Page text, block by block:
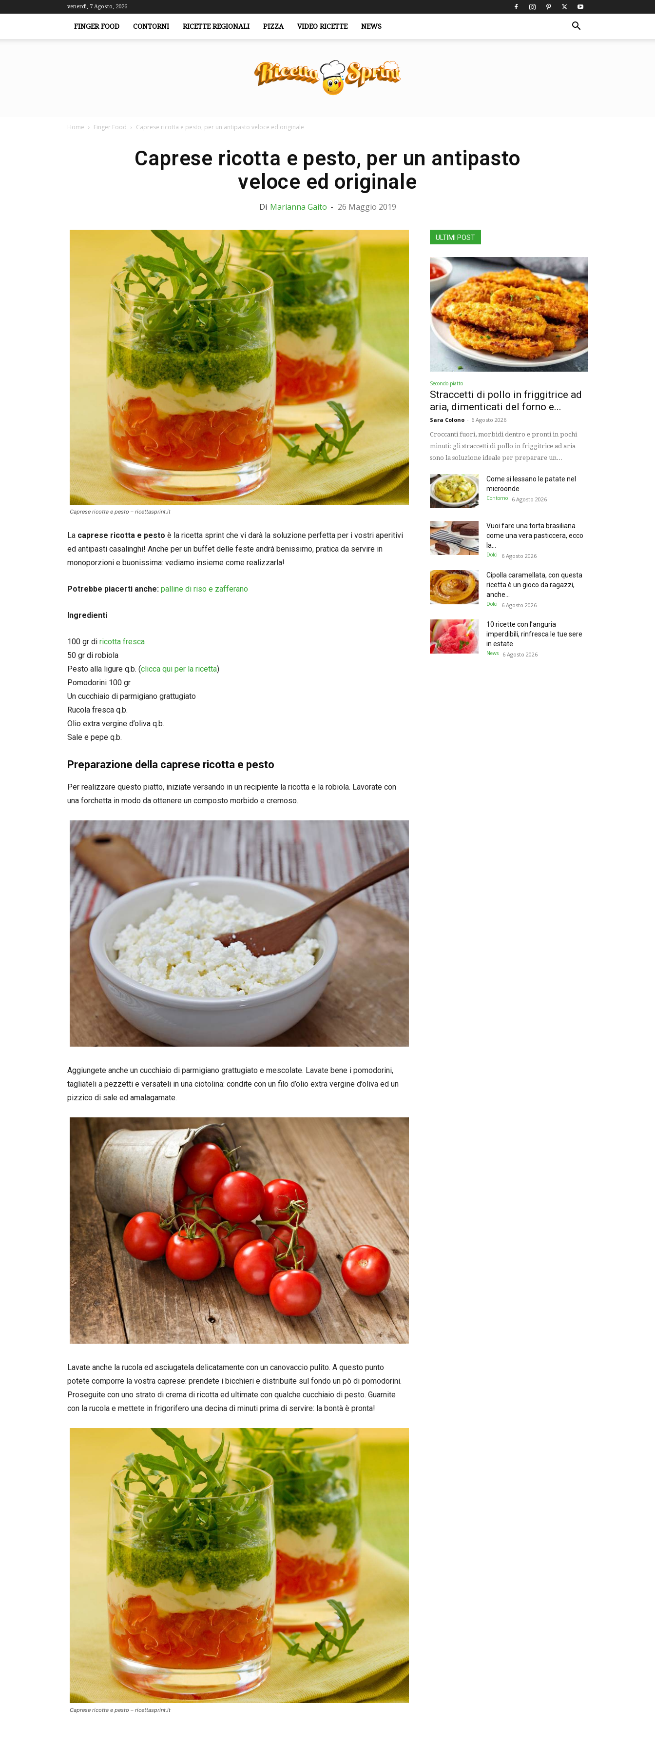
venerdì, 7 Agosto, 2026
FINGER FOOD CONTORNI RICETTE REGIONALI PIZZA VIDEO RICETTE NEWS
Home Finger Food Caprese ricotta e pesto, per un antipasto veloce ed originale
Caprese ricotta e pesto, per un antipasto
veloce ed originale
Di Marianna Gaito - 26 Maggio 2019
Caprese ricotta e pesto – ricettasprint.it
La caprese ricotta e pesto è la ricetta sprint che vi darà la soluzione perfetta per i vostri aperitivi
ed antipasti casalinghi! Anche per un buffet delle feste andrà benissimo, pratica da servire in
monoporzioni e buonissima: vediamo insieme come realizzarla!
Potrebbe piacerti anche: palline di riso e zafferano
Ingredienti
100 gr di ricotta fresca
50 gr di robiola
Pesto alla ligure q.b. (clicca qui per la ricetta)
Pomodorini 100 gr
Un cucchiaio di parmigiano grattugiato
Rucola fresca q.b.
Olio extra vergine d’oliva q.b.
Sale e pepe q.b.
Preparazione della caprese ricotta e pesto
Per realizzare questo piatto, iniziate versando in un recipiente la ricotta e la robiola. Lavorate con
una forchetta in modo da ottenere un composto morbido e cremoso.
Aggiungete anche un cucchiaio di parmigiano grattugiato e mescolate. Lavate bene i pomodorini,
tagliateli a pezzetti e versateli in una ciotolina: condite con un filo d’olio extra vergine d’oliva ed un
pizzico di sale ed amalagamate.
Lavate anche la rucola ed asciugatela delicatamente con un canovaccio pulito. A questo punto
potete comporre la vostra caprese: prendete i bicchieri e distribuite sul fondo un pò di pomodorini.
Proseguite con uno strato di crema di ricotta ed ultimate con qualche cucchiaio di pesto. Guarnite
con la rucola e mettete in frigorifero una decina di minuti prima di servire: la bontà è pronta!
Caprese ricotta e pesto – ricettasprint.it
ULTIMI POST
Secondo piatto
Straccetti di pollo in friggitrice ad
aria, dimenticati del forno e...
Sara Colono - 6 Agosto 2026
Croccanti fuori, morbidi dentro e pronti in pochi
minuti: gli straccetti di pollo in friggitrice ad aria
sono la soluzione ideale per preparare un...
Come si lessano le patate nel
microonde
Contorno 6 Agosto 2026
Vuoi fare una torta brasiliana
come una vera pasticcera, ecco
la...
Dolci 6 Agosto 2026
Cipolla caramellata, con questa
ricetta è un gioco da ragazzi,
anche...
Dolci 6 Agosto 2026
10 ricette con l’anguria
imperdibili, rinfresca le tue sere
in estate
News 6 Agosto 2026